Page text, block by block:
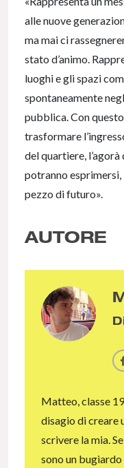
alle nuove
ma mai ci
stato d’animo.
luoghi e gli spazi
spontaneamente
pubblica. Con
trasformare
del quartiere,
potranno esprimersi,
pezzo di futuro».
AUTORE
Matteo, classe
disagio di creare
scrivere la mia.
sono un